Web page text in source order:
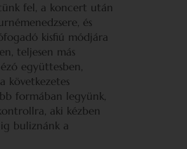
fel, a koncert után
és
kisfiú módjára
teljesen más
együttesben,
következetes
formában legyünk,
aki kézben
buliznánk a